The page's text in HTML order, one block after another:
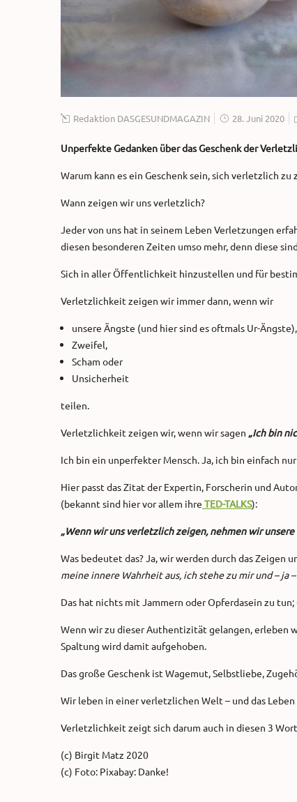
Redaktion DASGESUNDMAGAZIN 28. Juni 2020
Unperfekte Gedanken über das Geschenk der
Warum kann es ein Geschenk sein, sich verletzlich zu
Wann zeigen wir uns verletzlich?
Jeder von uns hat in seinem Leben Verletzungen
diesen besonderen Zeiten umso mehr, denn diese
Sich in aller Öffentlichkeit hinzustellen und für
Verletzlichkeit zeigen wir immer dann, wenn wir
unsere Ängste (und hier sind es oftmals Ur-Ängste),
Zweifel,
Scham oder
Unsicherheit
teilen.
Verletzlichkeit zeigen wir, wenn wir sagen „Ich bin
Ich bin ein unperfekter Mensch. Ja, ich bin einfach
Hier passt das Zitat der Expertin, Forscherin und
(bekannt sind hier vor allem ihre TED-TALKS):
„Wenn wir uns verletzlich zeigen, nehmen wir unsere
Was bedeutet das? Ja, wir werden durch das
meine innere Wahrheit aus, ich stehe zu mir und – ja
Das hat nichts mit Jammern oder Opferdasein zu
Wenn wir zu dieser Authentizität gelangen, erleben
Spaltung wird damit aufgehoben.
Das große Geschenk ist Wagemut, Selbstliebe,
Wir leben in einer verletzlichen Welt – und das
Verletzlichkeit zeigt sich darum auch in diesen 3
(c) Birgit Matz 2020
(c) Foto: Pixabay: Danke!